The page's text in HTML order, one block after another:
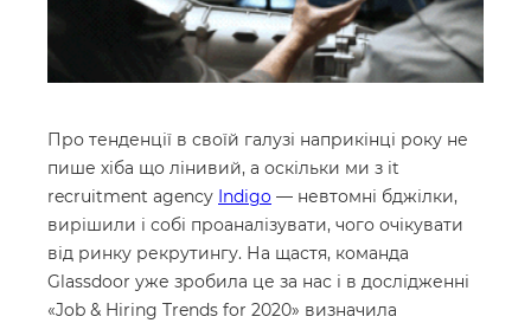
Про тенденції в своїй галузі наприкінці року не
пише хіба що лінивий, а оскільки ми з it
recruitment agency Indigo — невтомні бджілки,
вирішили і собі проаналізувати, чого очікувати
від ринку рекрутингу. На щастя, команда
Glassdoor уже зробила це за нас і в дослідженні
«Job & Hiring Trends for 2020» визначила